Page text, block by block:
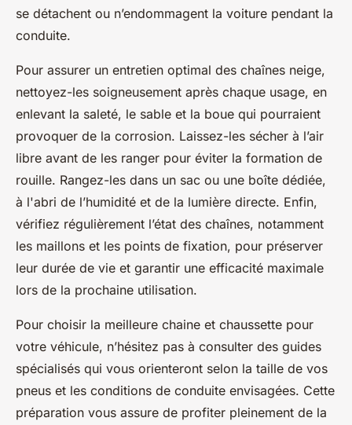
se détachent ou n’endommagent la voiture pendant la
conduite.
Pour assurer un entretien optimal des chaînes neige,
nettoyez-les soigneusement après chaque usage, en
enlevant la saleté, le sable et la boue qui pourraient
provoquer de la corrosion. Laissez-les sécher à l’air
libre avant de les ranger pour éviter la formation de
rouille. Rangez-les dans un sac ou une boîte dédiée,
à l'abri de l’humidité et de la lumière directe. Enfin,
vérifiez régulièrement l’état des chaînes, notamment
les maillons et les points de fixation, pour préserver
leur durée de vie et garantir une efficacité maximale
lors de la prochaine utilisation.
Pour choisir la meilleure chaine et chaussette pour
votre véhicule, n’hésitez pas à consulter des guides
spécialisés qui vous orienteront selon la taille de vos
pneus et les conditions de conduite envisagées. Cette
préparation vous assure de profiter pleinement de la